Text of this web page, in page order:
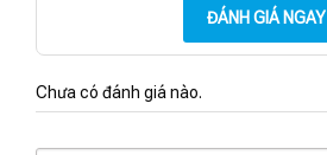
ĐÁNH GIÁ NGAY
Chưa có đánh giá nào.